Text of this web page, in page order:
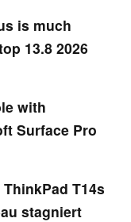
is much
13.8 2026
with
Surface Pro
T14s
stagniert